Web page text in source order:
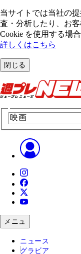
当サイトでは当社の
査・分析したり、お
Cookie を使⽤する場
詳しくはこちら
閉じる
メニュ
ニュース
グラビア